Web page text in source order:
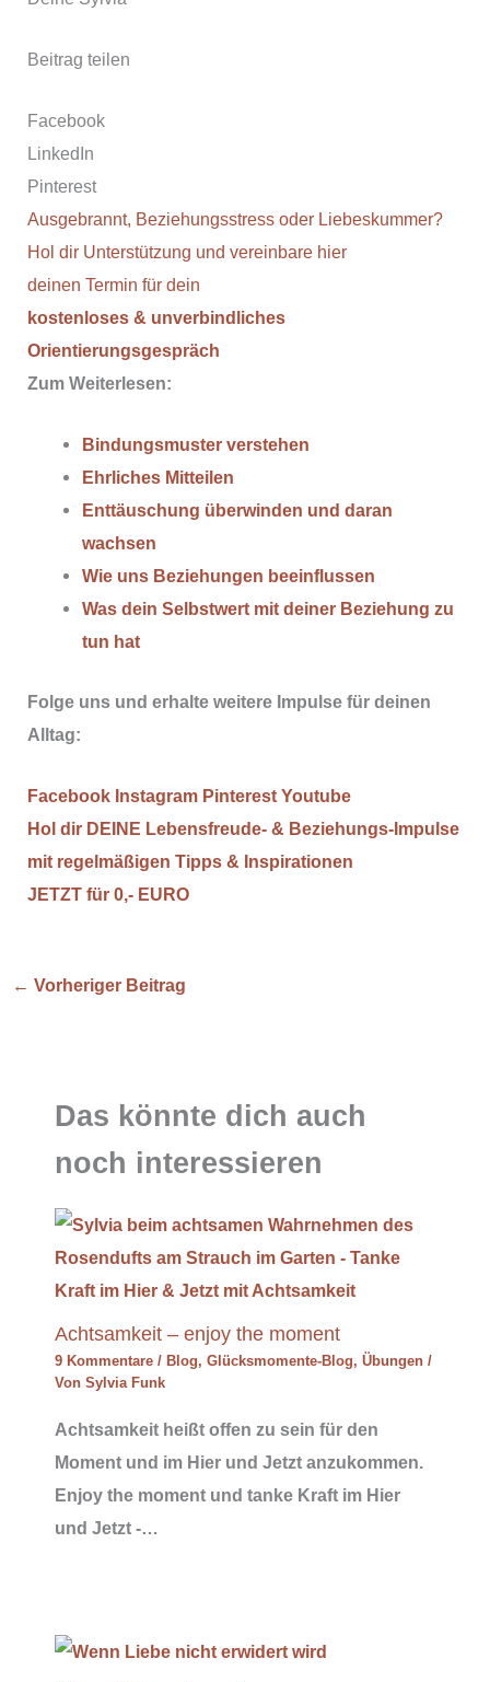
Beitrag teilen
Facebook
LinkedIn
Pinterest
Ausgebrannt, Beziehungsstress oder Liebeskummer?
Hol dir Unterstützung und vereinbare hier
deinen Termin für dein
kostenloses & unverbindliches
Orientierungsgespräch
Zum Weiterlesen:
Bindungsmuster verstehen
Ehrliches Mitteilen
Enttäuschung überwinden und daran
wachsen
Wie uns Beziehungen beeinflussen
Was dein Selbstwert mit deiner Beziehung zu
tun hat
Folge uns und erhalte weitere Impulse für deinen
Alltag:
Facebook Instagram Pinterest Youtube
Hol dir DEINE Lebensfreude- & Beziehungs-Impulse
mit regelmäßigen Tipps & Inspirationen
JETZT für 0,- EURO
← Vorheriger Beitrag
Das könnte dich auch
noch interessieren
Achtsamkeit – enjoy the moment
9 Kommentare / Blog, Glücksmomente-Blog, Übungen/
Von Sylvia Funk
Achtsamkeit heißt offen zu sein für den
Moment und im Hier und Jetzt anzukommen.
Enjoy the moment und tanke Kraft im Hier
und Jetzt -…